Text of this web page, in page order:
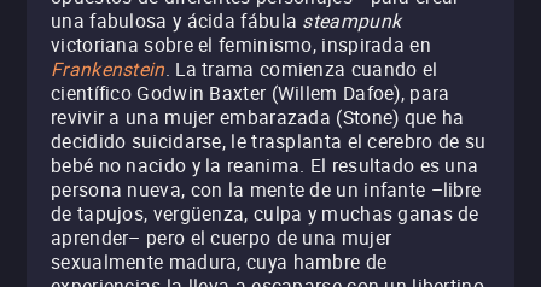
una fabulosa y ácida fábula steampunk
victoriana sobre el feminismo, inspirada en
Frankenstein. La trama comienza cuando el
científico Godwin Baxter (Willem Dafoe), para
revivir a una mujer embarazada (Stone) que ha
decidido suicidarse, le trasplanta el cerebro de su
bebé no nacido y la reanima. El resultado es una
persona nueva, con la mente de un infante –libre
de tapujos, vergüenza, culpa y muchas ganas de
aprender– pero el cuerpo de una mujer
sexualmente madura, cuya hambre de